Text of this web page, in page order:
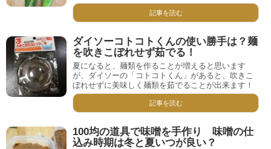
記事を読む
ダイソーコトコトくんの使い勝手は？麺
を吹きこぼれせず茹でる！
夏になると、麺類を作ることが増えると思います
が、ダイソーの「コトコトくん」があると、吹きこ
ぼれせずに美味しく麺類を茹でることが出来ます！
記事を読む
100均の道具で味噌を手作り 味噌の仕
込み時期は冬と夏いつが良い？